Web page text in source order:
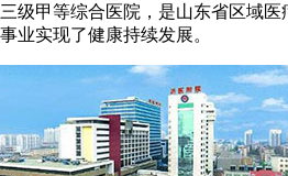
级甲等综合医院，是山东省区域
业实现了健康持续发展。